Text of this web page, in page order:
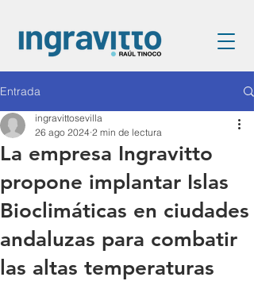
Entrada
La empresa Ingravitto
propone implantar Islas
Bioclimáticas en ciudades
andaluzas para combatir
las altas temperaturas
ingravittosevilla
26 ago 2024 2 min de lectura